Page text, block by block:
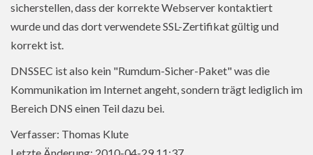
sicherstellen, dass der korrekte Webserver kontaktiert
wurde und das dort verwendete SSL-Zertifikat gültig und
korrekt ist.
DNSSEC ist also kein "Rumdum-Sicher-Paket" was die
Kommunikation im Internet angeht, sondern trägt lediglich im
Bereich DNS einen Teil dazu bei.
Verfasser: Thomas Klute